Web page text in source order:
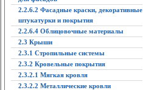
2.2.6.2 Фасадные краски, декоративные
штукатурки и покрытия
2.2.6.4 Облицовочные материалы
2.3 Крыши
2.3.1 Стропильные системы
2.3.2 Кровельные покрытия
2.3.2.1 Мягкая кровля
2.3.2.2 Металлические кровли